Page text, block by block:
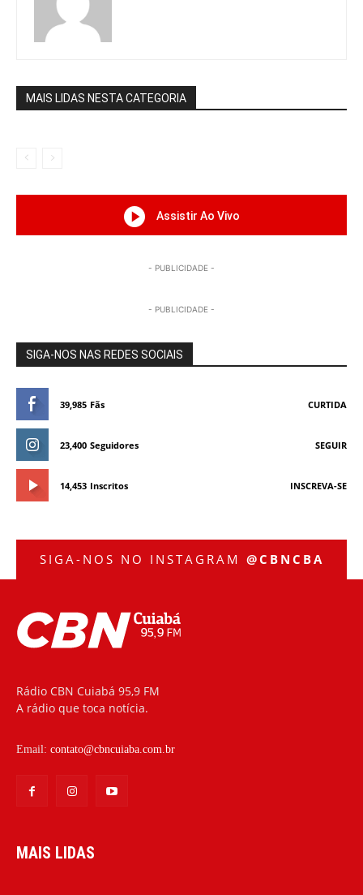
MAIS LIDAS NESTA CATEGORIA
Assistir Ao Vivo
- PUBLICIDADE -
- PUBLICIDADE -
SIGA-NOS NAS REDES SOCIAIS
39,985 Fãs CURTIDA
23,400 Seguidores SEGUIR
14,453 Inscritos INSCREVA-SE
SIGA-NOS NO INSTAGRAM @CBNCBA
Rádio CBN Cuiabá 95,9 FM
A rádio que toca notícia.
Email: contato@cbncuiaba.com.br
MAIS LIDAS